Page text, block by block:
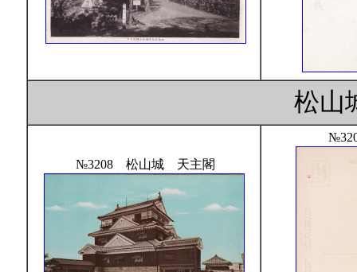
松山
№3208 松山城 天主閣